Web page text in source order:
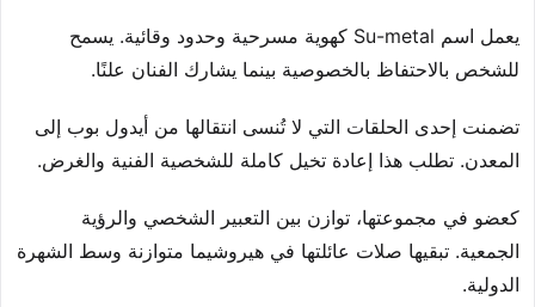
يعمل اسم Su-metal كهوية مسرحية وحدود وقائية. يسمح
للشخص بالاحتفاظ بالخصوصية بينما يشارك الفنان علنًا.
تضمنت إحدى الحلقات التي لا تُنسى انتقالها من أيدول بوب إلى
المعدن. تطلب هذا إعادة تخيل كاملة للشخصية الفنية والغرض.
كعضو في مجموعتها، توازن بين التعبير الشخصي والرؤية
الجمعية. تبقيها صلات عائلتها في هيروشيما متوازنة وسط الشهرة
الدولية.